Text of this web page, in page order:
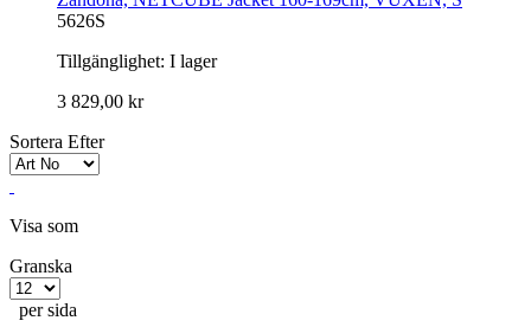
5626S
Tillgänglighet: I lager
3 829,00 kr
Sortera Efter
Visa som
Granska
per sida